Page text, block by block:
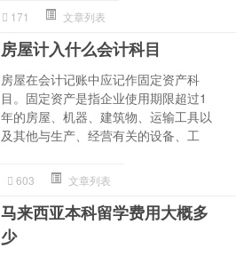
171 文章列表
房屋计入什么会计科目
房屋在会计记账中应记作固定资产科
目。固定资产是指企业使用期限超过1
年的房屋、机器、建筑物、运输工具以
及其他与生产、经营有关的设备、工
603 文章列表
马来西亚本科留学费用大概多
少